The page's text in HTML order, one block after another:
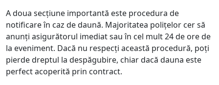
A doua secțiune importantă este procedura de
notificare în caz de daună. Majoritatea polițelor cer să
anunți asigurătorul imediat sau în cel mult 24 de ore de
la eveniment. Dacă nu respecți această procedură, poți
pierde dreptul la despăgubire, chiar dacă dauna este
perfect acoperită prin contract.